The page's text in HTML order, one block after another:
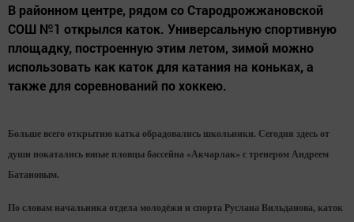
В районном центре, рядом со Стародрожжановской
СОШ №1 открылся каток. Универсальную спортивную
площадку, построенную этим летом, зимой можно
использовать как каток для катания на коньках, а
также для соревнований по хоккею.
Больше всего открытию катка обрадовались школьники. Сегодня здесь от
души покатались юные пловцы бассейна «Акчарлак» с тренером Андреем
Батановым.
По словам начальника отдела молодёжи и спорта Руслана Вильданова, каток